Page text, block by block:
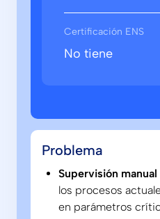
Certificación ENS
No tiene
Problema
Supervisión
los procesos
en parámetros